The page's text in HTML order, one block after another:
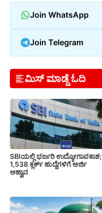
Join WhatsApp
Join Telegram
ಮಿಸ್ ಮಾಡ್ದೆ ಓದಿ
SBIಯಲ್ಲಿ ಭರ್ಜರಿ ಉದ್ಯೋಗಾವಕಾಶ;
1,538 ಕ್ಲರ್ಕ್ ಹುದ್ದೆಗಳಿಗೆ ಅರ್ಜಿ
ಆಹ್ವಾನ